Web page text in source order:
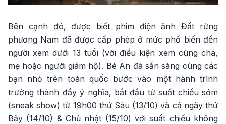
Bên cạnh đó, được biết phim điện ảnh Đất rừng
phương Nam đã được cấp phép ở mức phổ biến đến
người xem dưới 13 tuổi (với điều kiện xem cùng cha,
mẹ hoặc người giám hộ). Bé An đã sẵn sàng cùng các
bạn nhỏ trên toàn quốc bước vào một hành trình
trưởng thành đầy ý nghĩa, bắt đầu từ suất chiếu sớm
(sneak show) từ 19h00 thứ Sáu (13/10) và cả ngày thứ
Bảy (14/10) & Chủ nhật (15/10) với suất chiếu không